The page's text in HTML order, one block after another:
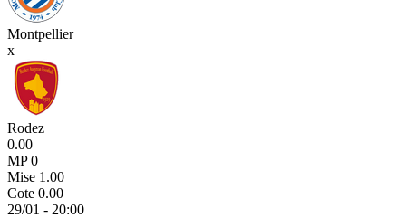
Montpellier
x
Rodez
0.00
MP 0
Mise 1.00
Cote 0.00
29/01 - 20:00